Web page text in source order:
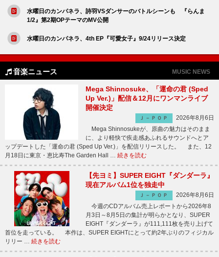
水曜日のカンパネラ、詩羽VSダンサーのバトルシーンも 『らんま
1/2』第2期OPテーマのMV公開
水曜日のカンパネラ、4th EP『可愛女子』9/24リリース決定
音楽ニュース MUSIC NEWS
Mega Shinnosuke、「運命の君 (Sped
Up Ver.)」配信＆12月にワンマンライブ
開催決定
Ｊ－ＰＯＰ
2026年8月6日
Mega Shinnosukeが、原曲の魅力はそのまま
に、より軽快で疾走感あふれるサウンドへとア
ップデートした「運命の君 (Sped Up Ver.)」を配信リリースした。 また、12
月18日に東京・恵比寿The Garden Hall … 続きを読む
【先ヨミ】SUPER EIGHT『ダンダーラ』
現在アルバム1位を独走中
Ｊ－ＰＯＰ
2026年8月6日
今週のCDアルバム売上レポートから2026年8
月3日～8月5日の集計が明らかとなり、SUPER
EIGHT『ダンダーラ』が111,111枚を売り上げて
首位を走っている。 本作は、SUPER EIGHTにとって約2年ぶりのフィジカル
リリー … 続きを読む